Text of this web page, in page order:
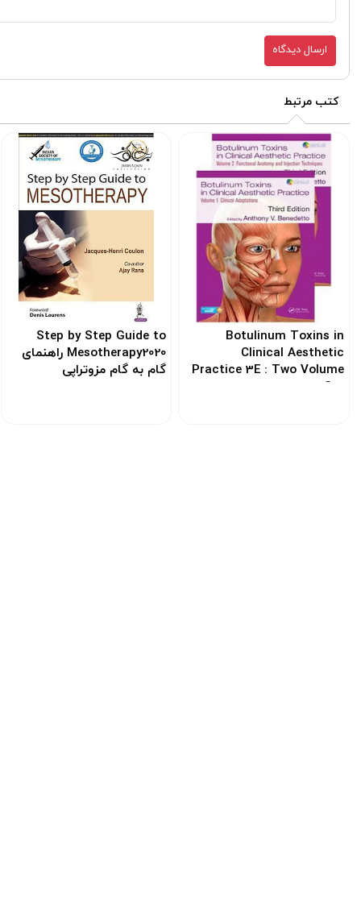
ارسال دیدگاه
کتب مرتبط
Botulinum Toxins in
Clinical Aesthetic
Practice 3E : Two Volume
Set
Step by Step Guide to
Mesotherapy2020 راهنمای
گام به گام مزوتراپی